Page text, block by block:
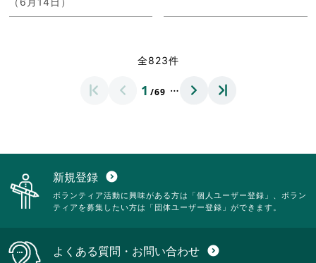
全823件
1 /69 …
新規登録 expand_circle_down
ボランティア活動に興味がある方は「個人ユーザー登録」、ボラン
ティアを募集したい方は「団体ユーザー登録」ができます。
よくある質問・お問い合わせ expand_circle_down